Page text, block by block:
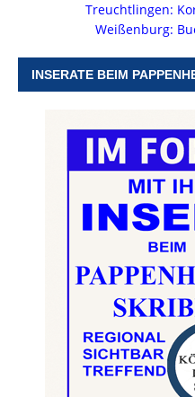
Treuchtlingen:
Weißenburg:
INSERATE BEIM